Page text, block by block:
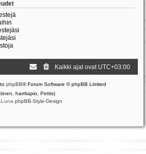
Kaikki ajat ovat UTC+03:00
phpBB® Forum Software © phpBB Limited
harritapio, Pettis)
phpBB-Style-Design